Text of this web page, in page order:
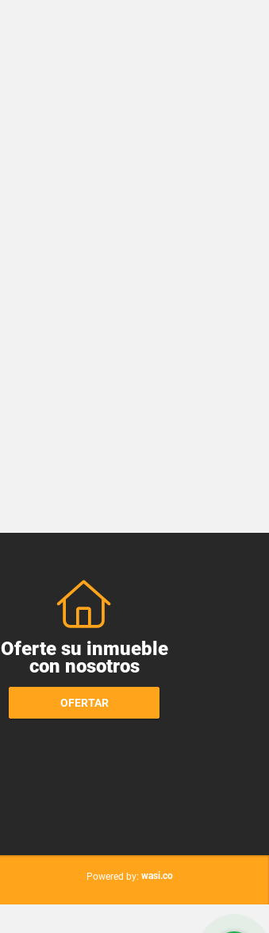
Oferte su inmueble
con nosotros
OFERTAR
Powered by: wasi.co